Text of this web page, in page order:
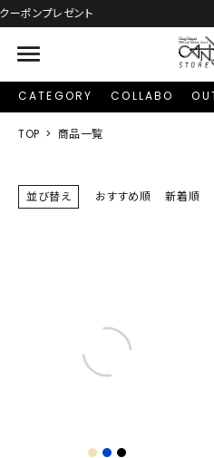
新規会員登録で1,000円分
menu
CATEGORY COLLABO
TOP 商品一覧
並び替え おすすめ順 新着順